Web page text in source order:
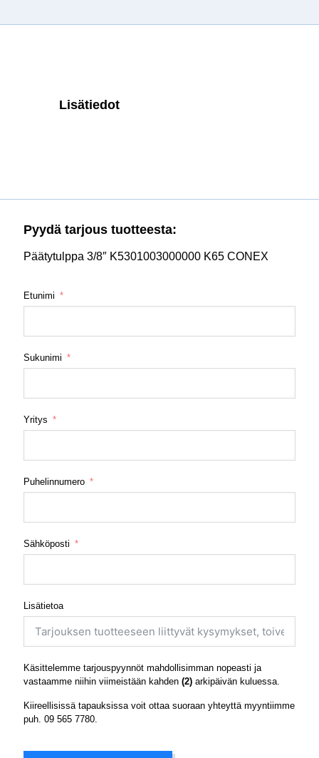
Lisätiedot
Pyydä tarjous tuotteesta:
Päätytulppa 3/8″ K5301003000000 K65 CONEX
Etunimi
Sukunimi
Yritys
Puhelinnumero
Sähköposti
Lisätietoa
Käsittelemme tarjouspyynnöt mahdollisimman nopeasti ja
vastaamme niihin viimeistään kahden (2) arkipäivän kuluessa.
Kiireellisissä tapauksissa voit ottaa suoraan yhteyttä myyntiimme
puh. 09 565 7780